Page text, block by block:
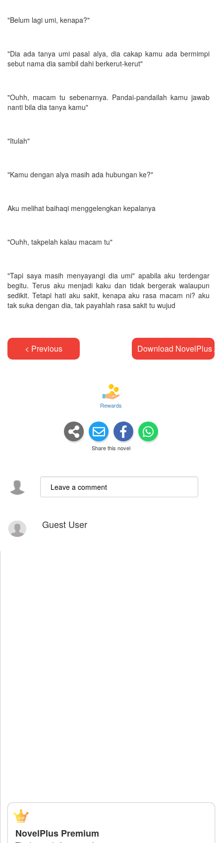
"Belum lagi umi, kenapa?"
"Dia ada tanya umi pasal alya, dia cakap kamu ada bermimpi
sebut nama dia sambil dahi berkerut-kerut"
"Ouhh, macam tu sebenarnya. Pandai-pandailah kamu jawab
nanti bila dia tanya kamu"
"Itulah"
"Kamu dengan alya masih ada hubungan ke?"
Aku melihat baihaqi menggelengkan kepalanya
"Ouhh, takpelah kalau macam tu"
"Tapi saya masih menyayangi dia umi" apabila aku terdengar
begitu. Terus aku menjadi kaku dan tidak bergerak walaupun
sedikit. Tetapi hati aku sakit, kenapa aku rasa macam ni? aku
tak suka dengan dia, tak payahlah rasa sakit tu wujud
< Previous Download NovelPlus
Rewards
Share this novel
Guest User
NovelPlus Premium